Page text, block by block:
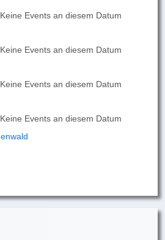
Keine Events an diesem Datum
Keine Events an diesem Datum
Keine Events an diesem Datum
Keine Events an diesem Datum